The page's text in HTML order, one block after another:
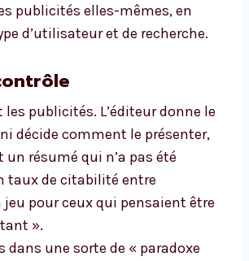
publicités elles-mêmes, en
d’utilisateur et de recherche.
publicités. L’éditeur donne le
décide comment le présenter,
résumé qui n’a pas été
taux de citabilité entre
pour ceux qui pensaient être
».
dans une sorte de « paradoxe